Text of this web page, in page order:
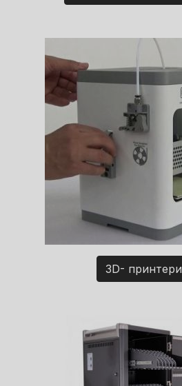
3D- принтери